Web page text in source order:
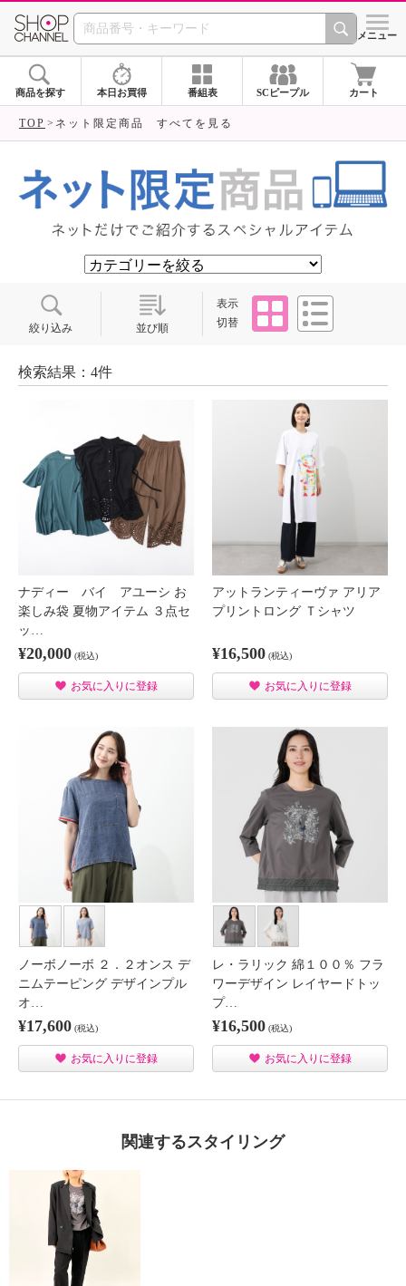
SHOP CHANNEL ショッ
メニュー
商品を探す 本日お買得 番組表 SCピープル カート
TOP ネット限定商品 すべてを見る
絞り込み 並び順
表示
切替
タイル
検索結果：4件
ナディー バイ アユーシ お
楽しみ袋 夏物アイテム ３点セ
ッ…
¥20,000 (税込)
お気に入りに登録
アットランティーヴァ アリア
プリントロング Ｔシャツ
¥16,500 (税込)
お気に入りに登録
ノーボノーボ ２．２オンス デ
ニムテーピング デザインプル
オ…
¥17,600 (税込)
お気に入りに登録
レ・ラリック 綿１００％ フラ
ワーデザイン レイヤードトッ
プ…
¥16,500 (税込)
お気に入りに登録
関連するスタイリング